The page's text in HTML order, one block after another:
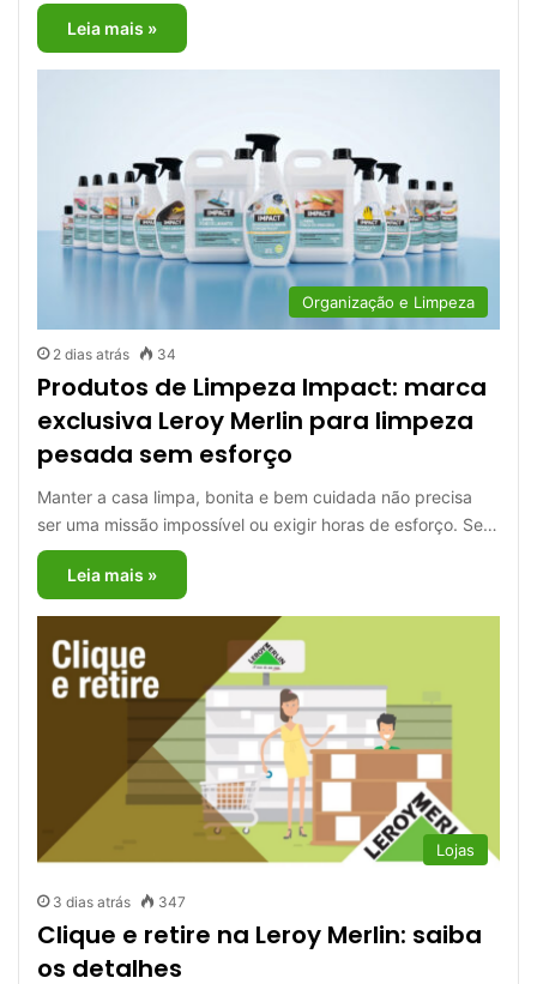
Leia mais »
Organização e Limpeza
2 dias atrás 34
Produtos de Limpeza Impact: marca
exclusiva Leroy Merlin para limpeza
pesada sem esforço
Manter a casa limpa, bonita e bem cuidada não precisa
ser uma missão impossível ou exigir horas de esforço. Se…
Leia mais »
Lojas
3 dias atrás 347
Clique e retire na Leroy Merlin: saiba
os detalhes